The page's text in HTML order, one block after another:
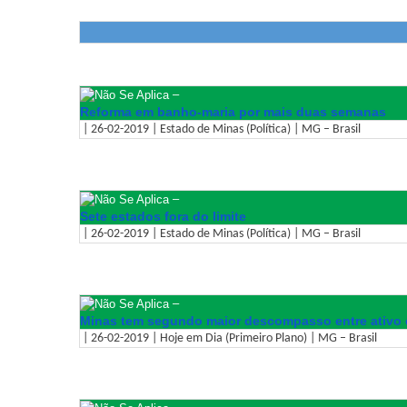
–
Reforma em banho-maria por mais duas semanas
| 26-02-2019 | Estado de Minas (Política) | MG – Brasil
–
Sete estados fora do limite
| 26-02-2019 | Estado de Minas (Política) | MG – Brasil
–
Minas tem segundo maior descompasso entre ativo
| 26-02-2019 | Hoje em Dia (Primeiro Plano) | MG – Brasil